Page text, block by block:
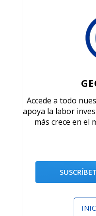
Accede a todo
apoya la labor
más crece en el